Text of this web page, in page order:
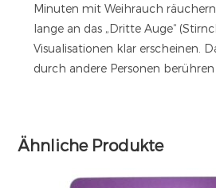
Minuten mit Weihrauch
lange an das „Dritte Auge“
Visualisationen klar erscheinen.
durch andere Personen berühren
Ähnliche Produkte